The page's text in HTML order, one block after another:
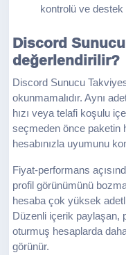
kontrolü ve destek
Discord Sunucu
değerlendirilir?
Discord Sunucu
okunmamalıdır. Aynı
hızı veya telafi koşulu
seçmeden önce paketin
hesabınızla uyumunu
Fiyat-performans
profil görünümünü
hesaba çok yüksek
Düzenli içerik paylaşan,
oturmuş hesaplarda
görünür.